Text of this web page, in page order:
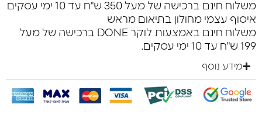
משלוח חינם ברכישה של מעל 350 ש"ח עד 10 ימי עסקים
איסוף עצמי מחולון בתיאום מראש
משלוח חינם באמצעות לוקר DONE ברכישה של מעל
199 ש"ח עד 10 ימי עסקים.
מידע נוסף